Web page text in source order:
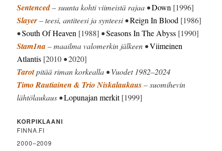
Sentenced– suunta kohti viimeistä rajaa •Down [1996]
Slayer– teesi, antiteesi ja synteesi •Reign In Blood [1986]
•South Of Heaven [1988] •Seasons In The Abyss [1990]
Stam1na– maailma valomerkin jälkeen •Viimeinen
Atlantis [2010 •2020]
Tarotpitää riman korkealla • Vuodet 1982–2024
Timo Rautiainen & Trio Niskalaukaus– suomihevin
lähtölaukaus •Lopunajan merkit[1999]
KORPIKLAANI
FINNA.FI
2000–2009